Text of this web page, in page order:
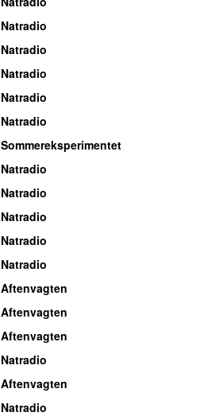
Natradio
Natradio
Natradio
Natradio
Natradio
Sommereksperimentet
Natradio
Natradio
Natradio
Natradio
Natradio
Aftenvagten
Aftenvagten
Aftenvagten
Natradio
Aftenvagten
Natradio